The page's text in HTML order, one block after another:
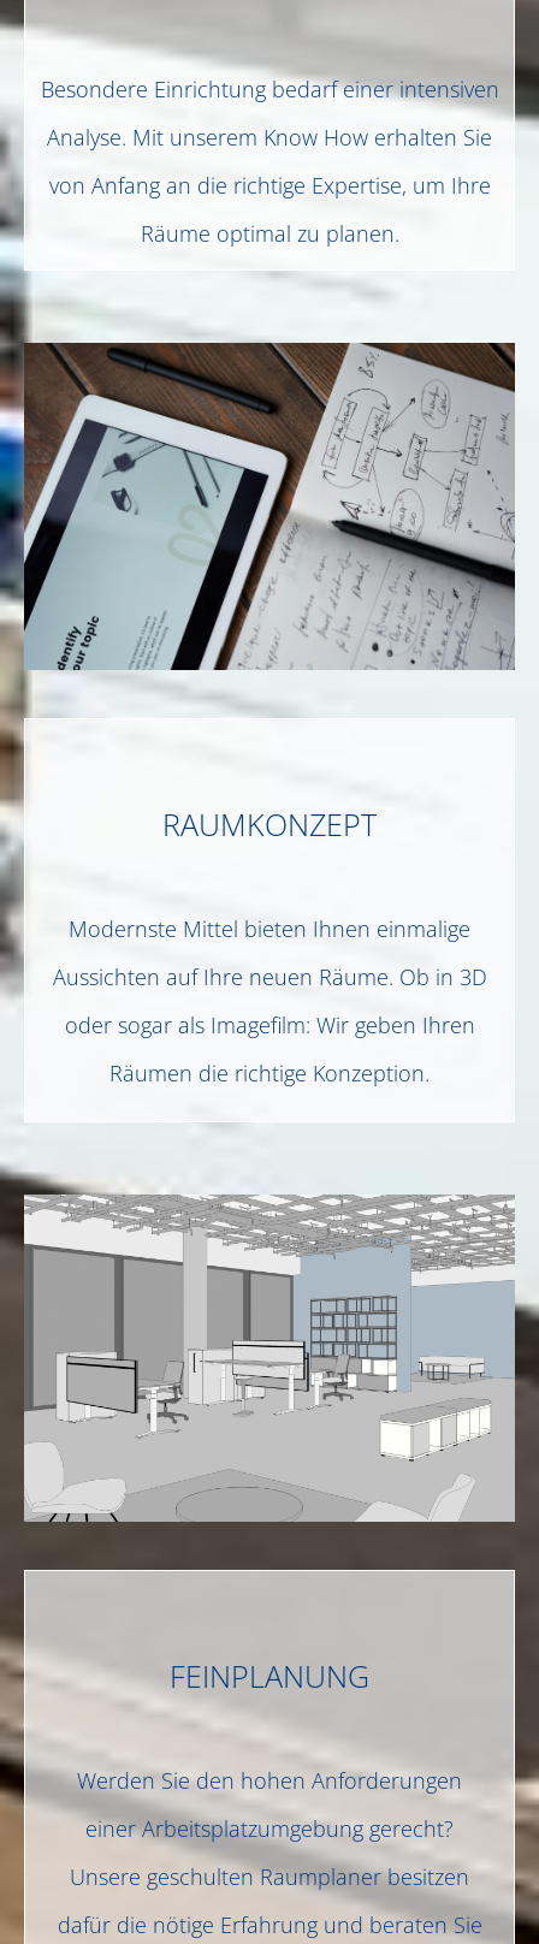
Besondere Einrichtung bedarf einer intensiven
Analyse. Mit unserem Know How erhalten Sie
von Anfang an die richtige Expertise, um Ihre
Räume optimal zu planen.
RAUMKONZEPT
Modernste Mittel bieten Ihnen einmalige
Aussichten auf Ihre neuen Räume. Ob in 3D
oder sogar als Imagefilm: Wir geben Ihren
Räumen die richtige Konzeption.
FEINPLANUNG
Werden Sie den hohen Anforderungen
einer Arbeitsplatzumgebung gerecht?
Unsere geschulten Raumplaner besitzen
dafür die nötige Erfahrung und beraten Sie